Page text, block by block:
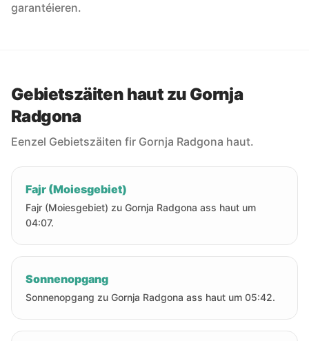
garantéieren.
Gebietszäiten haut zu Gornja
Radgona
Eenzel Gebietszäiten fir Gornja Radgona haut.
Fajr (Moiesgebiet)
Fajr (Moiesgebiet) zu Gornja Radgona ass haut um
04:07.
Sonnenopgang
Sonnenopgang zu Gornja Radgona ass haut um 05:42.